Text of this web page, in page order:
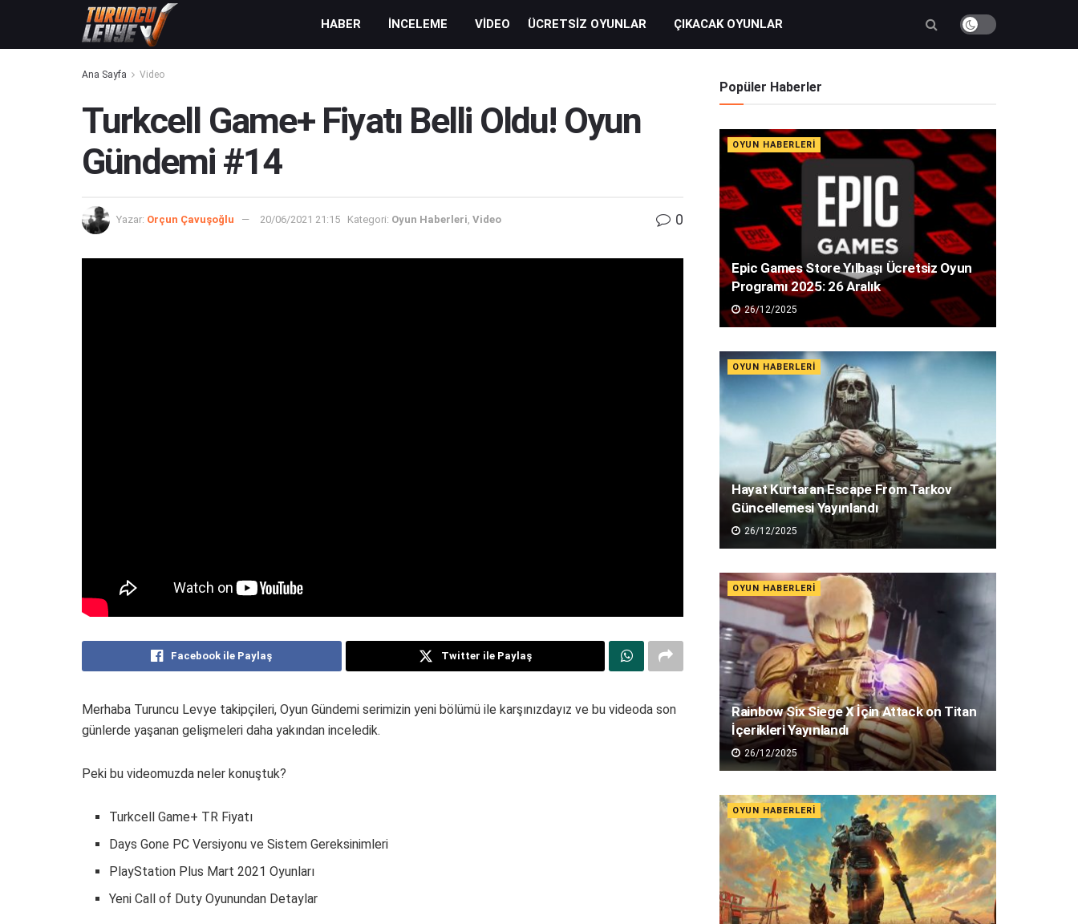
HABER İNCELEME VIDEO ÜCRETSIZ OYUNLAR ÇIKACAK OYUNLAR
Ana Sayfa Video
Turkcell Game+ Fiyatı Belli Oldu! Oyun
Gündemi #14
Yazar: Orçun Çavuşoğlu 20/06/2021 21:15 Kategori: Oyun Haberleri Video 0
Facebook ile Paylaş Twitter ile Paylaş
Merhaba Turuncu Levye takipçileri, Oyun Gündemi serimizin yeni bölümü ile karşınızdayız ve bu videoda son
günlerde yaşanan gelişmeleri daha yakından inceledik.
Peki bu videomuzda neler konuştuk?
Turkcell Game+ TR Fiyatı
Days Gone PC Versiyonu ve Sistem Gereksinimleri
PlayStation Plus Mart 2021 Oyunları
Yeni Call of Duty Oyunundan Detaylar
Popüler Haberler
OYUN HABERLERI
Epic Games Store Yılbaşı Ücretsiz Oyun
Programı 2025: 26 Aralık
26/12/2025
OYUN HABERLERI
Hayat Kurtaran Escape From Tarkov
Güncellemesi Yayınlandı
26/12/2025
OYUN HABERLERI
Rainbow Six Siege X İçin Attack on Titan
İçerikleri Yayınlandı
26/12/2025
OYUN HABERLERI